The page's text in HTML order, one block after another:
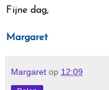
Fijne dag,
Margaret
Margaret op 12:09